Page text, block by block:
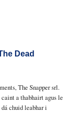
Dead
The Snapper srl.
a thabhairt agus le
chuid leabhar i